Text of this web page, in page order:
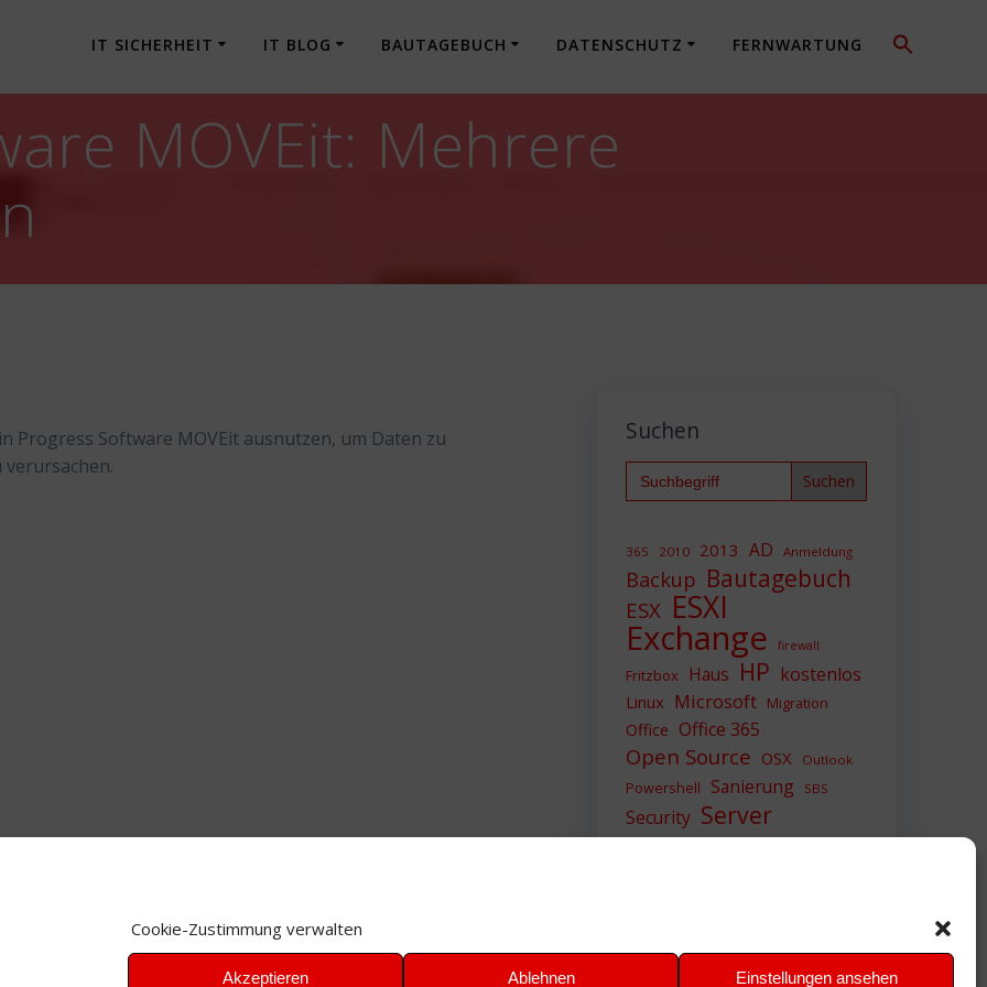
Cookie-Zustimmung verwalten
Akzeptieren Ablehnen Einstellungen ansehen
IT SICHERHEIT IT BLOG BAUTAGEBUCH DATENSCHUTZ FERNWARTUNG
MOVEit: Mehrere
Progress Software MOVEit ausnutzen, um Daten zu
Suchen
Search
for:
365 2010 2013 AD Anmeldung
Backup Bautagebuch
ESX ESXI
Exchange firewall
Fritzbox Haus HP kostenlos
Linux Microsoft Migration
Office Office 365
Open Source OSX Outlook
Powershell Sanierung SBS
Security Server
Sicherheit SIEM
VMWare VPN WAZUH